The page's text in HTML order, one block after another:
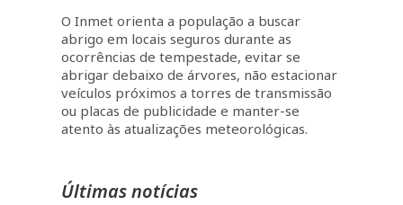
O Inmet orienta a população a buscar
abrigo em locais seguros durante as
ocorrências de tempestade, evitar se
abrigar debaixo de árvores, não estacionar
veículos próximos a torres de transmissão
ou placas de publicidade e manter-se
atento às atualizações meteorológicas.
Últimas notícias